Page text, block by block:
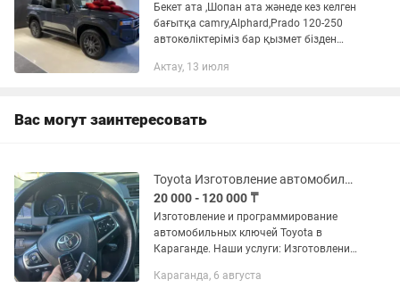
Бекет ата ,Шопан ата жәнеде кез келген
бағытқа camry,Alphard,Prado 120-250
автокөліктеріміз бар қызмет бізден
Актау, 13 июля
Вас могут заинтересовать
Toyota Изготовление автомобильных ключей
20 000 - 120 000 ₸
Изготовление и программирование
автомобильных ключей Toyota в
Караганде. Наши услуги: Изготовление
Изготовление дубликата ключа
Караганда, 6 августа